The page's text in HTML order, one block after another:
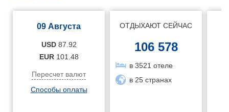
09 Августа
USD 87.92
EUR 101.48
Пересчет валют
Способы оплаты
ОТДЫХАЮТ СЕЙЧАС
106 578
в 3521 отеле
в 25 странах